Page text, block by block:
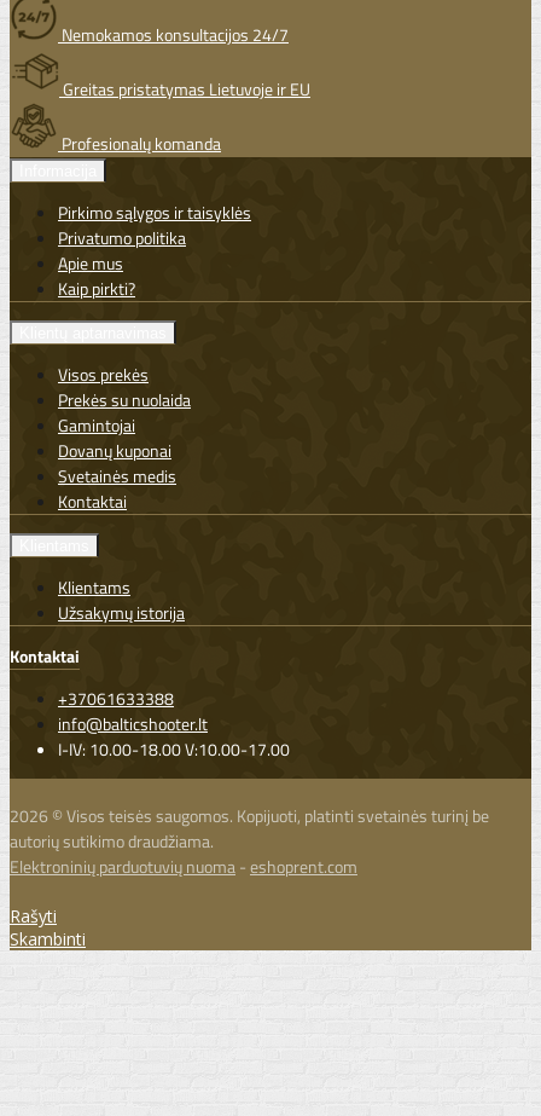
Nemokamos konsultacijos 24/7
Greitas pristatymas Lietuvoje ir EU
Profesionalų komanda
Pirkimo sąlygos ir taisyklės
Privatumo politika
Apie mus
Kaip pirkti?
Visos prekės
Prekės su nuolaida
Gamintojai
Dovanų kuponai
Svetainės medis
Kontaktai
Klientams
Užsakymų istorija
Kontaktai
+37061633388
info@balticshooter.lt
I-IV: 10.00-18.00 V:10.00-17.00
2026 © Visos teisės saugomos. Kopijuoti, platinti svetainės turinį be
autorių sutikimo draudžiama.
Elektroninių parduotuvių nuoma-eshoprent.com
Rašyti
Skambinti